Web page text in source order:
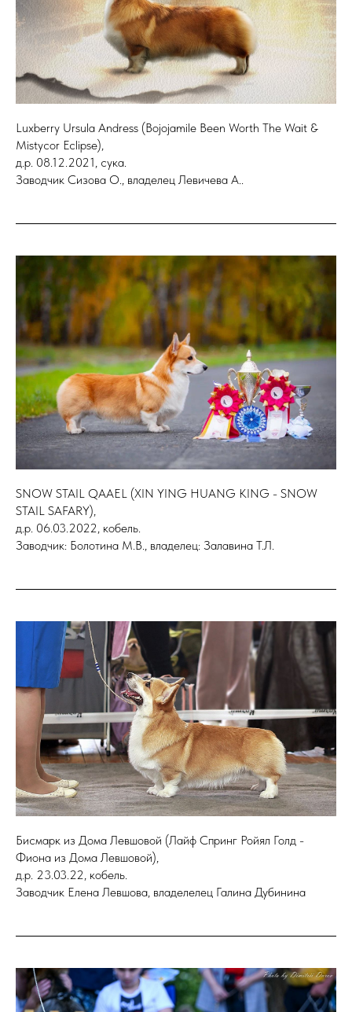
Luxberry Ursula Andress (Bojojamile Been Worth The Wait &
Mistycor Eclipse),
д.р. 08.12.2021, сука.
Заводчик Сизова О., владелец Левичева А..
SNOW STAIL QAAEL (XIN YING HUANG KING - SNOW
STAIL SAFARY),
д.р. 06.03.2022, кобель.
Заводчик: Болотина М.В., владелец: Залавина Т.Л.
Бисмарк из Дома Левшовой (Лайф Спринг Ройял Голд -
Фиона из Дома Левшовой),
д.р. 23.03.22, кобель.
Заводчик Елена Левшова, владелелец Галина Дубинина